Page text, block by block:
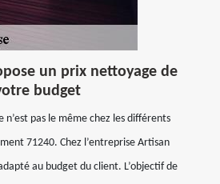
un prix nettoyage de
budget
n’est pas le même chez les différents
71240. Chez l’entreprise Artisan
au budget du client. L’objectif de